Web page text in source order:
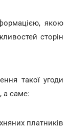
якою
сторін
такої угоди
а саме:
платників